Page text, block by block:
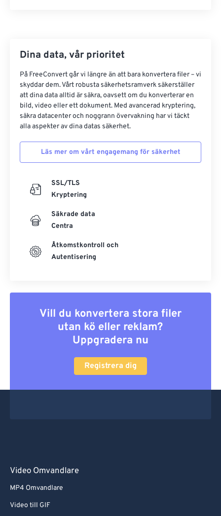
Dina data, vår prioritet
På FreeConvert går vi längre än att bara konvertera filer – vi
skyddar dem. Vårt robusta säkerhetsramverk säkerställer
att dina data alltid är säkra, oavsett om du konverterar en
bild, video eller ett dokument. Med avancerad kryptering,
säkra datacenter och noggrann övervakning har vi täckt
alla aspekter av dina datas säkerhet.
Läs mer om vårt engagemang för säkerhet
SSL/TLS
Kryptering
Säkrade data
Centra
Åtkomstkontroll och
Autentisering
Vill du konvertera stora filer
utan kö eller reklam?
Uppgradera nu
Registrera dig
Video Omvandlare
MP4 Omvandlare
Video till GIF